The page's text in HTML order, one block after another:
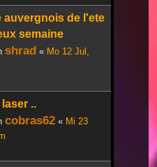
auvergnois de l'ete
semaine
shrad « Mo 12 Jul,
..
cobras62 « Mi 23